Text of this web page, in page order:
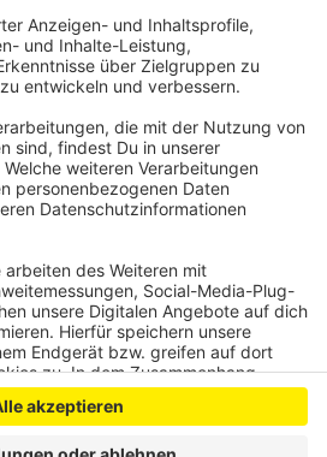
Mädchen vor dem achten